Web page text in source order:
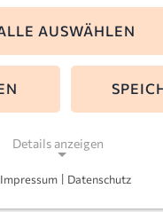
Menden
AUSWÄHLEN
Details anzeigen
Impressum | Datenschutz